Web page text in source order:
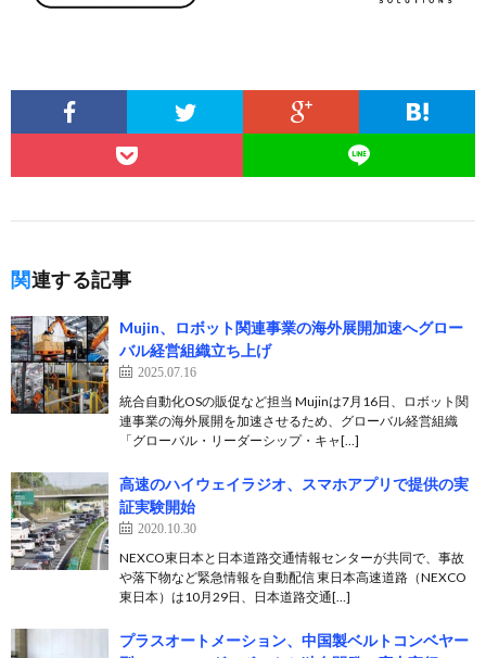
関連する記事
Mujin、ロボット関連事業の海外展開加速へグロー
バル経営組織立ち上げ
2025.07.16
統合自動化OSの販促など担当 Mujinは7月16日、ロボット関
連事業の海外展開を加速させるため、グローバル経営組織
「グローバル・リーダーシップ・キャ[…]
高速のハイウェイラジオ、スマホアプリで提供の実
証実験開始
2020.10.30
NEXCO東日本と日本道路交通情報センターが共同で、事故
や落下物など緊急情報を自動配信 東日本高速道路（NEXCO
東日本）は10月29日、日本道路交通[…]
プラスオートメーション、中国製ベルトコンベヤー